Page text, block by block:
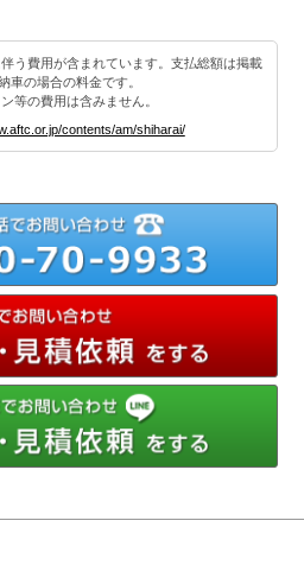
う費用が含まれています。支払総額は掲載
車の場合の料金です。
等の費用は含みません。
contents/am/shiharai/